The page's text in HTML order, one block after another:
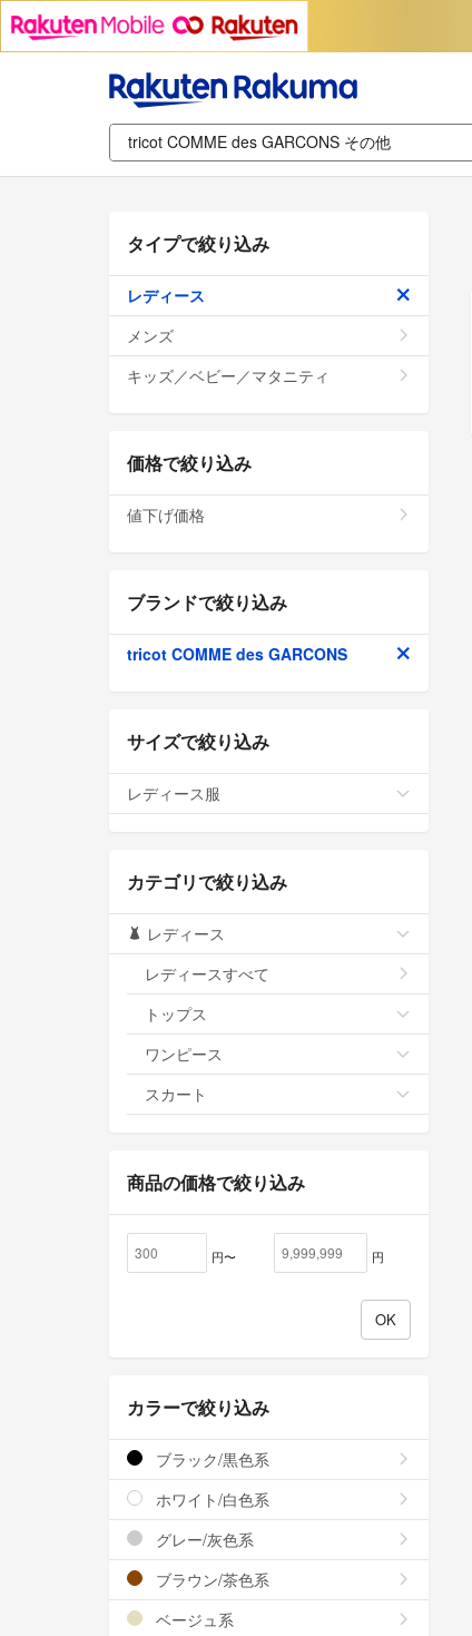
タイプで絞り込み
レディース
メンズ
キッズ／ベビー／マタニティ
価格で絞り込み
値下げ価格
ブランドで絞り込み
tricot COMME des GARCONS
サイズで絞り込み
レディース服
カテゴリで絞り込み
レディース
レディースすべて
トップス
ワンピース
スカート
商品の価格で絞り込み
円〜 円
カラーで絞り込み
ブラック/黒色系
ホワイト/白色系
グレー/灰色系
ブラウン/茶色系
ベージュ系